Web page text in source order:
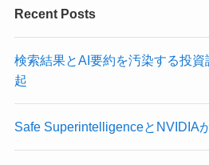
Recent Posts
検索結果とAI要約を汚染する投
起
Safe SuperintelligenceとNVIDIA